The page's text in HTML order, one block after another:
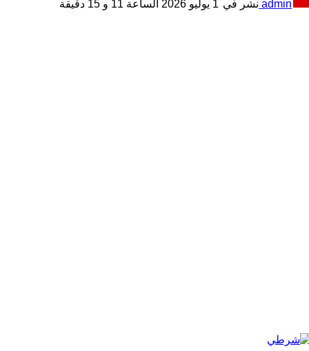
admin نشر في 1 يوليو 2026 الساعة 11 و 15 دقيقة